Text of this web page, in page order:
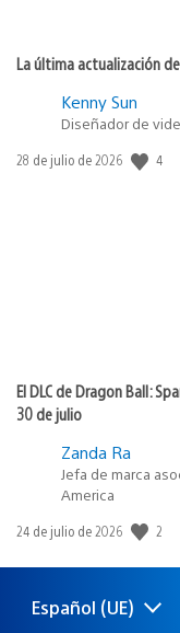
La última actualización
Kenny Sun
Diseñador de
Fecha
28 de julio de 2026 4
El DLC de Dragon Ball:
30 de julio
Zanda Ra
Jefa de marca
America
Fecha
publicación:
24 de julio de 2026 2
Selecciona
Región
Español (UE)